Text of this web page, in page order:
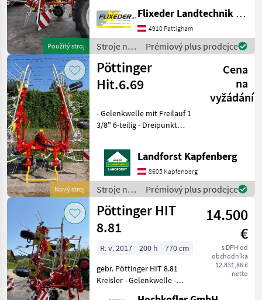
Použitý stroj
Multitast # mit
Dämpfungsstreben # mit
Warntafeln und
Beleuchtung nastavenie
Flixeder Landtechnik GmbH
4910 Pattigham
Stroje na
zber
objemových
krmív /
Pöttinger
Prémiový plus prodejce
Nový stroj
Pöttinger
Hit.6.69
Cena
na
vyžádání
- Gelenkwelle mit Freilauf 1
3/8" 6-teilig - Dreipunkt
Zinke 10 mm - Antrieb 540
U/min - Warntafeln mit
Beleuchtung - hydraulische
Vorgewende
Landforst Kapfenberg
8605 Kapfenberg
Stroje na
zber
objemových
krmív /
Pöttinger
Prémiový plus prodejce
Pöttinger HIT
8.81
14.500
€
s DPH od
obchodníka
12.831,86 €
netto
R. v. 2017 200 h
770 cm
gebr. Pöttinger HIT 8.81
Kreisler - Gelenkwelle -